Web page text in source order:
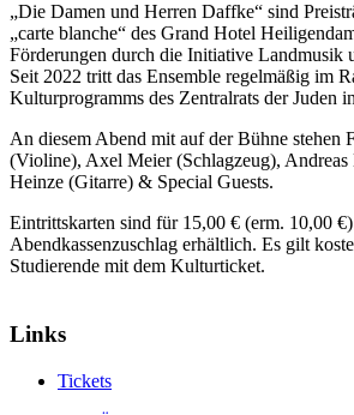
„Die Damen und Herren Daffke“ sind
„carte blanche“ des Grand Hotel
Förderungen durch die Initiative Landmusik
Seit 2022 tritt das Ensemble regelmäßig im
Kulturprogramms des Zentralrats der Juden
An diesem Abend mit auf der Bühne stehen
(Violine), Axel Meier (Schlagzeug),
Heinze (Gitarre) & Special Guests.
Eintrittskarten sind für 15,00 € (erm. 10,00
Abendkassenzuschlag erhältlich. Es gilt
Studierende mit dem Kulturticket.
Links
Tickets